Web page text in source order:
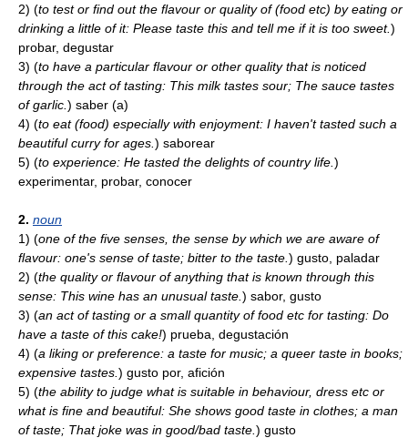
2) (to test or find out the flavour or quality of (food etc) by eating or
drinking a little of it: Please taste this and tell me if it is too sweet.)
probar, degustar
3) (to have a particular flavour or other quality that is noticed
through the act of tasting: This milk tastes sour; The sauce tastes
of garlic. ) saber (a)
4) (to eat (food) especially with enjoyment: I haven't tasted such a
beautiful curry for ages. ) saborear
5) (to experience: He tasted the delights of country life. )
experimentar, probar, conocer
2. noun
1) (one of the five senses, the sense by which we are aware of
flavour: one's sense of taste; bitter to the taste. ) gusto, paladar
2) (the quality or flavour of anything that is known through this
sense: This wine has an unusual taste. ) sabor, gusto
3) (an act of tasting or a small quantity of food etc for tasting: Do
have a taste of this cake!) prueba, degustación
4) (a liking or preference: a taste for music; a queer taste in books;
expensive tastes. ) gusto por, afición
5) (the ability to judge what is suitable in behaviour, dress etc or
what is fine and beautiful: She shows good taste in clothes; a man
of taste; That joke was in good/bad taste. ) gusto